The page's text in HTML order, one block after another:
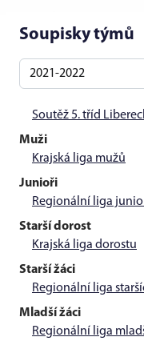
Soupisky týmů
Soutěž 5. tříd
Muži
Krajská liga mužů
Junioři
Regionální liga
Starší dorost
Krajská liga dorostu
Starší žáci
Regionální liga
Mladší žáci
Regionální liga